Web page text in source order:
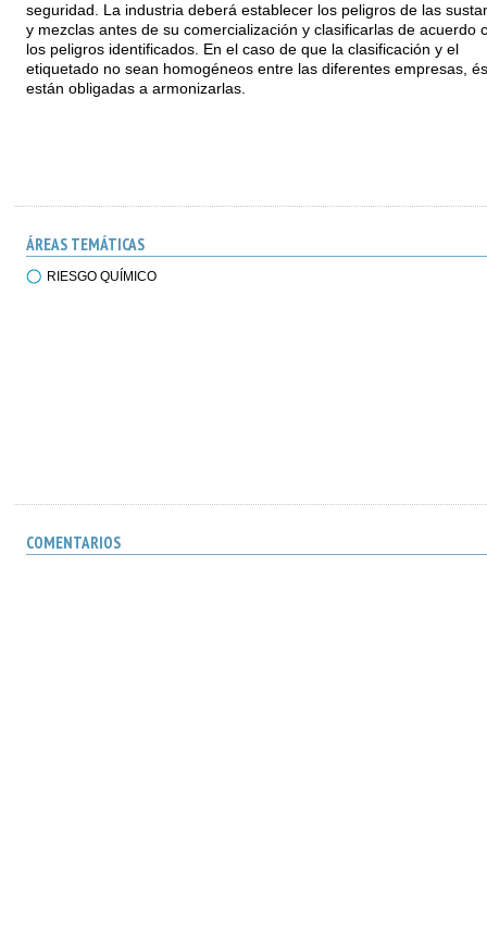
seguridad. La industria deberá establecer los peligros de las
y mezclas antes de su comercialización y clasificarlas de acuerdo
los peligros identificados. En el caso de que la clasificación y el
etiquetado no sean homogéneos entre las diferentes empresas,
están obligadas a armonizarlas.
ÁREAS TEMÁTICAS
RIESGO QUÍMICO
COMENTARIOS